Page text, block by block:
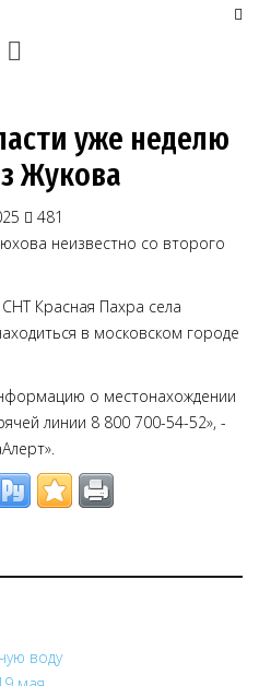
уже неделю
Жукова
481
неизвестно со второго
Красная Пахра села
в московском городе
о местонахождении
линии 8 800 700-54-52», -